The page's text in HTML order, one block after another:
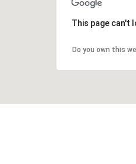
This page can't
Do you own this